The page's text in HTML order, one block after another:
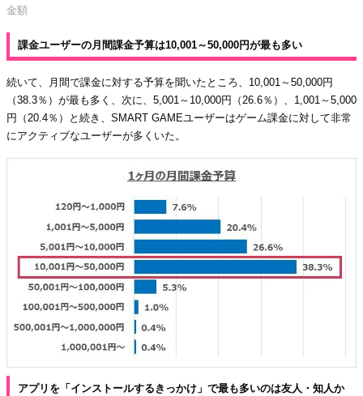
金額
課金ユーザーの月間課金予算は10,001～50,000円が最も多い
続いて、月間で課金に対する予算を聞いたところ、10,001～50,000円
（38.3％）が最も多く、次に、5,001～10,000円（26.6％）、1,001～5,000
円（20.4％）と続き、SMART GAMEユーザーはゲーム課金に対して非常
にアクティブなユーザーが多くいた。
アプリを「インストールするきっかけ」で最も多いのは友人・知人か